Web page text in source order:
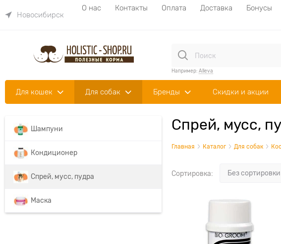
Новосибирск
О нас Контакты Оплата Доставка Бонусы
Например: Alleva
Для кошек Для собак Бренды Скидки и акции
Шампуни
Кондиционер
Спрей, мусс, пудра
Маска
Спрей, мусс,
Главная Каталог Для собак
Сортировка: